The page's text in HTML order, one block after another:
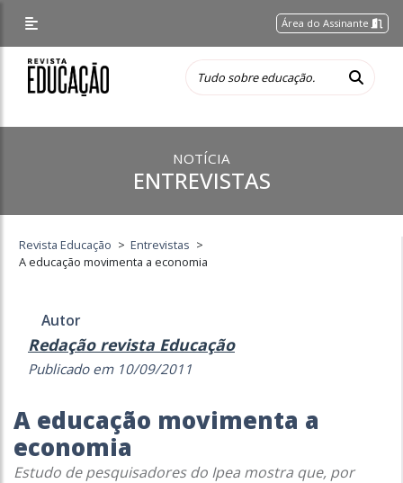
Área do Assinante
NOTÍCIA
ENTREVISTAS
Revista Educação > Entrevistas >
A educação movimenta a economia
Autor
Redação revista Educação
Publicado em 10/09/2011
A educação movimenta a
economia
Estudo de pesquisadores do Ipea mostra que, por